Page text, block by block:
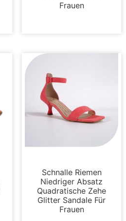
Frauen
Schnalle Riemen
Niedriger Absatz
Quadratische Zehe
Glitter Sandale Für
Frauen